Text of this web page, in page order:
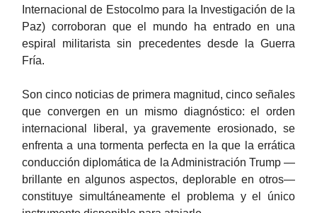
Internacional de Estocolmo para la Investigación de la
Paz) corroboran que el mundo ha entrado en una
espiral militarista sin precedentes desde la Guerra
Fría.
Son cinco noticias de primera magnitud, cinco señales
que convergen en un mismo diagnóstico: el orden
internacional liberal, ya gravemente erosionado, se
enfrenta a una tormenta perfecta en la que la errática
conducción diplomática de la Administración Trump —
brillante en algunos aspectos, deplorable en otros—
constituye simultáneamente el problema y el único